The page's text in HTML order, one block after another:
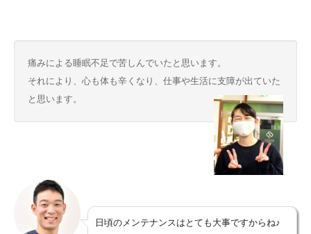
痛みによる睡眠不足で苦しんでいたと思います。
それにより、心も体も辛くなり、仕事や生活に支障が出ていた
と思います。
日頃のメンテナンスはとても大事ですからね♪